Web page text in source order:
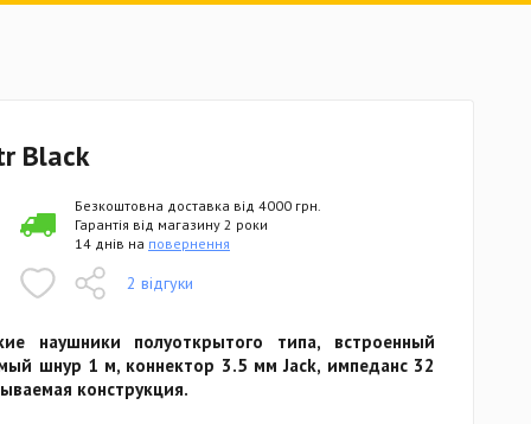
Black
2 відгуки
Безкоштовна доставка від 4000 грн.
Гарантія від магазину 2 роки
14 днів на повернення
наушники полуоткрытого типа, встроенный
шнур 1 м, коннектор 3.5 мм Jack, импеданс 32
конструкция.